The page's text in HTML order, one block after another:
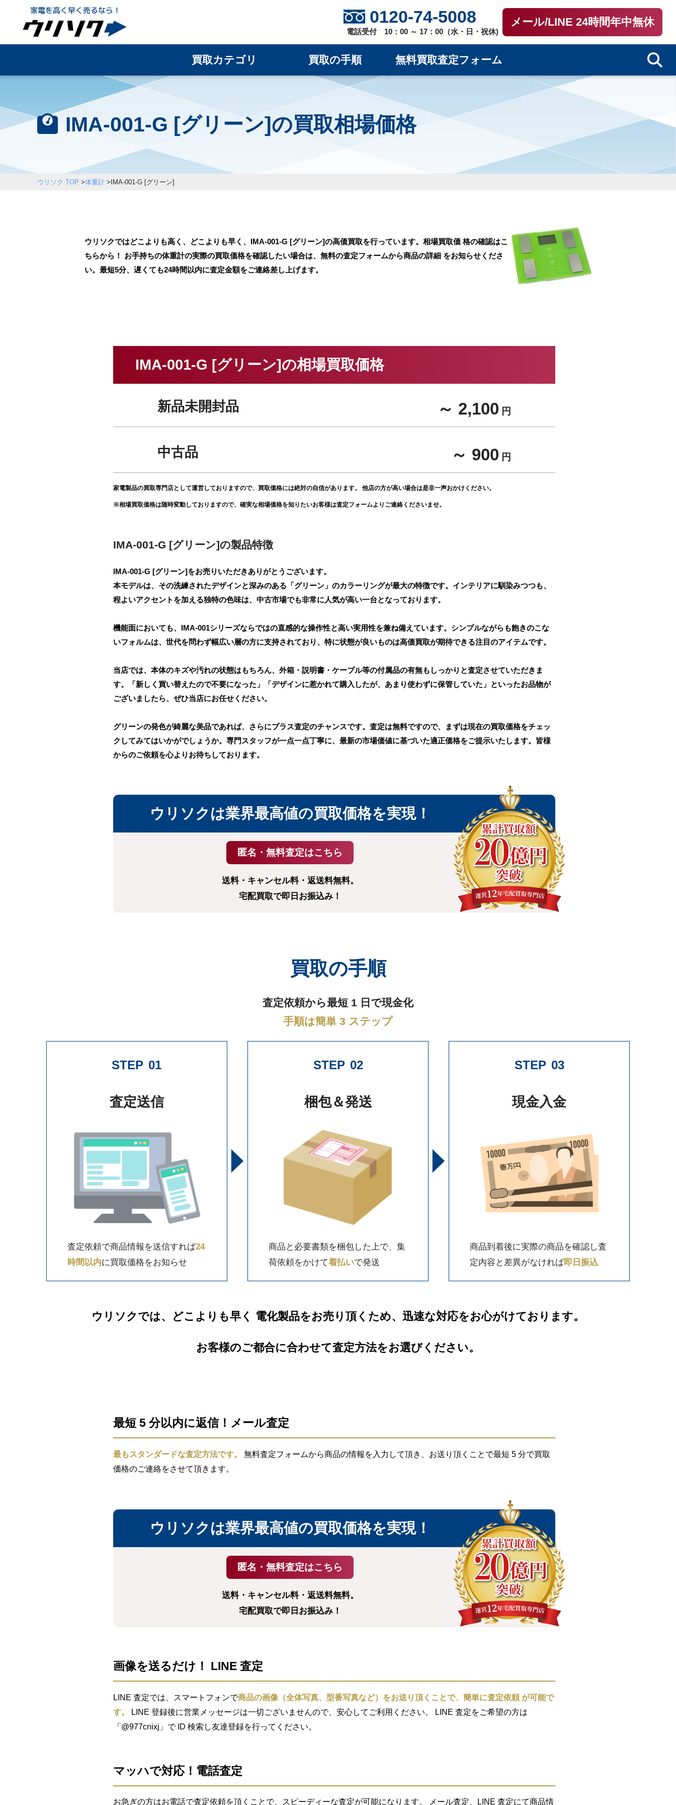
0120-74-5008
電話受付 10：00 ～ 17：00（水・日・祝休)
メール/LINE 24時間年中無休
買取カテゴリ 買取の手順 無料買取査定フォーム
IMA-001-G [グリーン]の買取相場価格
ウリソク TOP >体重計> IMA-001-G [グリーン]
ウリソクではどこよりも高く、どこよりも早く、IMA-001-G [グリーン]の高価買取を行っています。相場買取価 格の確認はこ
ちらから！ お手持ちの体重計の実際の買取価格を確認したい場合は、無料の査定フォームから商品の詳細 をお知らせくださ
い。最短5分、遅くても24時間以内に査定金額をご連絡差し上げます。
IMA-001-G [グリーン]の相場買取価格
新品未開封品 ～ 2,100 円
中古品 ～ 900 円
家電製品の買取専門店として運営しておりますので、買取価格には絶対の自信があります。 他店の方が高い場合は是非一声おかけください。
※相場買取価格は随時変動しておりますので、確実な相場価格を知りたいお客様は査定フォームよりご連絡くださいませ。
IMA-001-G [グリーン]の製品特徴
IMA-001-G [グリーン]をお売りいただきありがとうございます。
本モデルは、その洗練されたデザインと深みのある「グリーン」のカラーリングが最大の特徴です。インテリアに馴染みつつも、
程よいアクセントを加える独特の色味は、中古市場でも非常に人気が高い一台となっております。
機能面においても、IMA-001シリーズならではの直感的な操作性と高い実用性を兼ね備えています。シンプルながらも飽きのこな
いフォルムは、世代を問わず幅広い層の方に支持されており、特に状態が良いものは高価買取が期待できる注目のアイテムです。
当店では、本体のキズや汚れの状態はもちろん、外箱・説明書・ケーブル等の付属品の有無もしっかりと査定させていただきま
す。「新しく買い替えたので不要になった」「デザインに惹かれて購入したが、あまり使わずに保管していた」といったお品物が
ございましたら、ぜひ当店にお任せください。
グリーンの発色が綺麗な美品であれば、さらにプラス査定のチャンスです。査定は無料ですので、まずは現在の買取価格をチェッ
クしてみてはいかがでしょうか。専門スタッフが一点一点丁寧に、最新の市場価値に基づいた適正価格をご提示いたします。皆様
からのご依頼を心よりお待ちしております。
ウリソクは業界最高値の買取価格を実現！
送料・キャンセル料・返送料無料。
宅配買取で即日お振込み！
買取の手順
査定依頼から最短 1 日で現金化
手順は簡単 3 ステップ
STEP 01
査定送信
査定依頼で商品情報を送信すれば24
時間以内に買取価格をお知らせ
STEP 02
梱包＆発送
商品と必要書類を梱包した上で、集
荷依頼をかけて着払いで発送
STEP 03
現金入金
商品到着後に実際の商品を確認し査
定内容と差異がなければ即日振込
ウリソクでは、どこよりも早く 電化製品をお売り頂くため、迅速な対応をお心がけております。
お客様のご都合に合わせて査定方法をお選びください。
最短 5 分以内に返信！メール査定
最もスタンダードな査定方法です。
無料査定フォームから商品の情報を入力して頂き、お送り頂くことで最短 5 分で買取
価格のご連絡をさせて頂きます。
ウリソクは業界最高値の買取価格を実現！
送料・キャンセル料・返送料無料。
宅配買取で即日お振込み！
画像を送るだけ！ LINE 査定
LINE 査定では、スマートフォンで商品の画像（全体写真、型番写真など）をお送り頂くことで、簡単に査定依頼 が可能で
す。
LINE 登録後に営業メッセージは一切ございませんので、安心してご利用ください。 LINE 査定をご希望の方は
「@977cnixj」で ID 検索し友達登録を行ってください。
マッハで対応！電話査定
お急ぎの方はお電話で査定依頼を頂くことで、スピーディーな査定が可能になります。 メール査定、LINE 査定にて商品情